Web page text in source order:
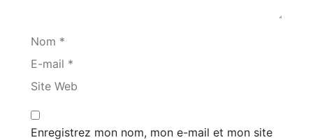
Nom *
E-mail *
Site Web
Enregistrez mon nom, mon e-mail et mon site